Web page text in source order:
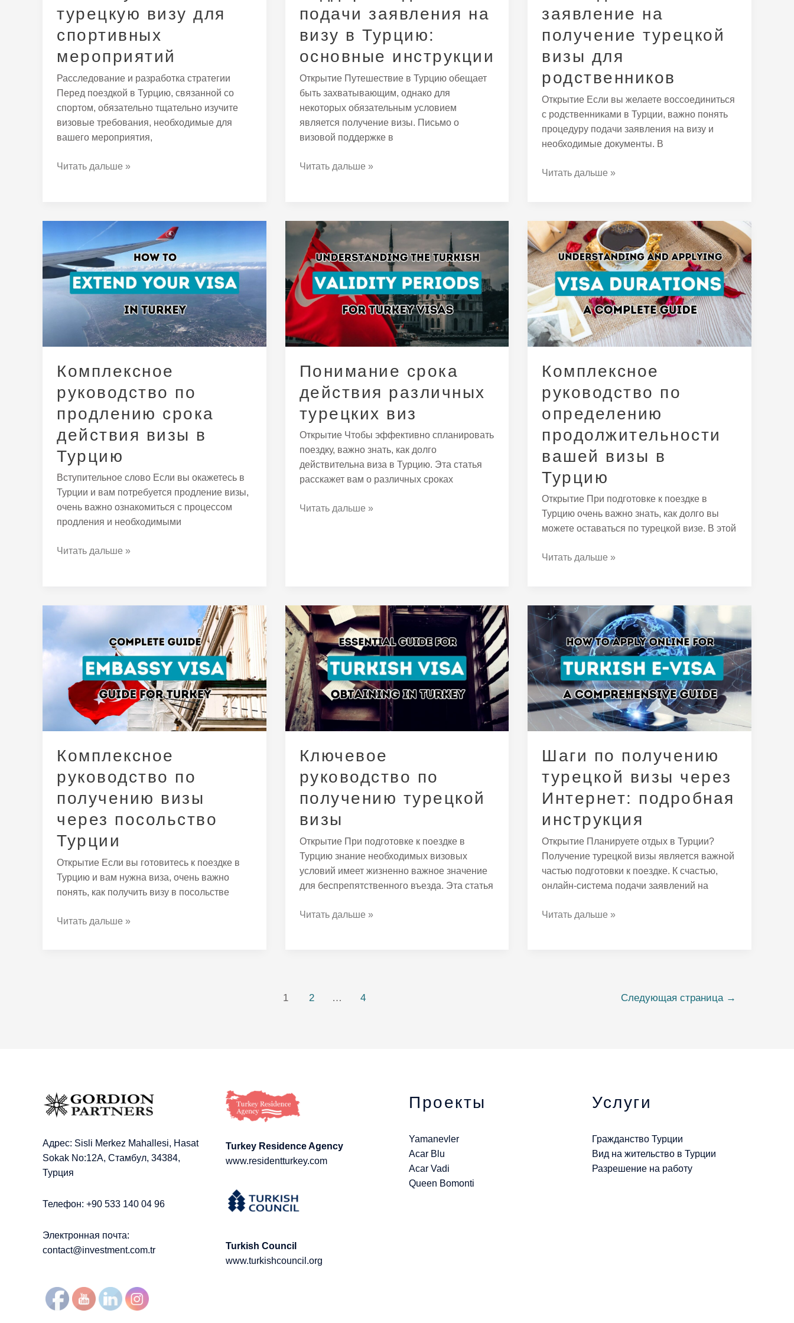
турецкую визу для
спортивных
мероприятий
Расследование и разработка стратегии
Перед поездкой в Турцию, связанной со
спортом, обязательно тщательно изучите
визовые требования, необходимые для
вашего мероприятия,
Читать дальше »
подачи заявления на
визу в Турцию:
основные инструкции
Открытие Путешествие в Турцию обещает
быть захватывающим, однако для
некоторых обязательным условием
является получение визы. Письмо о
визовой поддержке в
инструкции
Читать дальше »
заявление на
получение турецкой
визы для
родственников
Открытие Если вы желаете воссоединиться
с родственниками в Турции, важно понять
процедуру подачи заявления на визу и
необходимые документы. В
родственников
Читать дальше »
Комплексное
руководство по
продлению срока
действия визы в
Турцию
Вступительное слово Если вы окажетесь в
Турции и вам потребуется продление визы,
очень важно ознакомиться с процессом
продления и необходимыми
руководство
по
продлению
действия
в
Читать дальше »
Понимание срока
действия различных
турецких виз
Открытие Чтобы эффективно спланировать
поездку, важно знать, как долго
действительна виза в Турцию. Эта статья
расскажет вам о различных сроках
Понимание
срока
действия
различных
турецких
виз
Читать дальше »
Комплексное
руководство по
определению
продолжительности
вашей визы в
Турцию
Открытие При подготовке к поездке в
Турцию очень важно знать, как долго вы
можете оставаться по турецкой визе. В этой
Комплексное
руководство
по
определению
продолжительности
вашей
визы
в
Читать дальше »
Комплексное
руководство по
получению визы
через посольство
Турции
Открытие Если вы готовитесь к поездке в
Турцию и вам нужна виза, очень важно
понять, как получить визу в посольстве
Комплексное
руководство
по
получению
визы
через
посольство
Турции
Читать дальше »
Ключевое
руководство по
получению турецкой
визы
Открытие При подготовке к поездке в
Турцию знание необходимых визовых
условий имеет жизненно важное значение
для беспрепятственного въезда. Эта статья
Ключевое
руководство
по
получению
турецкой
визы
Читать дальше »
Шаги по получению
турецкой визы через
Интернет: подробная
инструкция
Открытие Планируете отдых в Турции?
Получение турецкой визы является важной
частью подготовки к поездке. К счастью,
онлайн-система подачи заявлений на
Шаги
по
получению
турецкой
визы
через
Интернет:
подробная
Читать дальше »
1 2 … 4 Следующая страница →
Адрес: Sisli Merkez Mahallesi, Hasat
Sokak No:12A, Стамбул, 34384,
Турция
Телефон: +90 533 140 04 96
Электронная почта:
contact@investment.com.tr
Turkey Residence Agency
www.residentturkey.com
Turkish Council
www.turkishcouncil.org
Проекты
Yamanevler
Acar Blu
Acar Vadi
Queen Bomonti
Услуги
Гражданство Турции
Вид на жительство в Турции
Разрешение на работу